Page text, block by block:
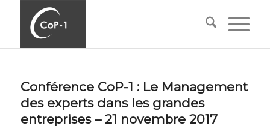
Conférence CoP-1 : Le Management
des experts dans les grandes
entreprises – 21 novembre 2017